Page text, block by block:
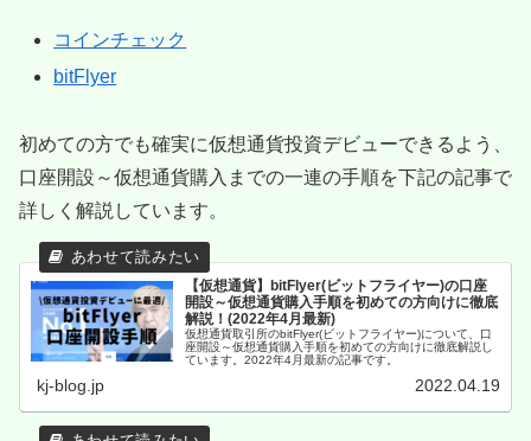
コインチェック
bitFlyer
初めての方でも確実に仮想通貨投資デビューできるよう、
口座開設～仮想通貨購入までの一連の手順を下記の記事で
詳しく解説しています。
【仮想通貨】bitFlyer(ビットフライヤー)の口座
開設～仮想通貨購入手順を初めての方向けに徹底
解説！(2022年4月最新)
仮想通貨取引所のbitFlyer(ビットフライヤー)について、口
座開設～仮想通貨購入手順を初めての方向けに徹底解説し
ています。2022年4月最新の記事です。
kj-blog.jp 2022.04.19